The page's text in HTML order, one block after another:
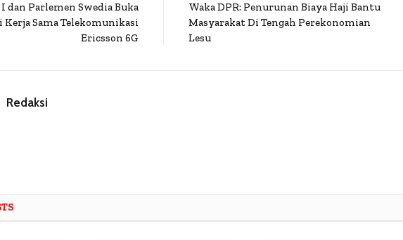
dan Parlemen Swedia Buka
Kerja Sama Telekomunikasi
Ericsson 6G
Waka DPR: Penurunan Biaya Haji Bantu
Masyarakat Di Tengah Perekonomian
Lesu
Redaksi